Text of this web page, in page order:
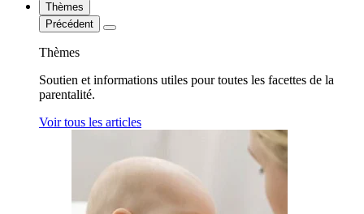
Thèmes
Précédent
Thèmes
Soutien et informations utiles pour toutes les facettes de la
parentalité.
Voir tous les articles